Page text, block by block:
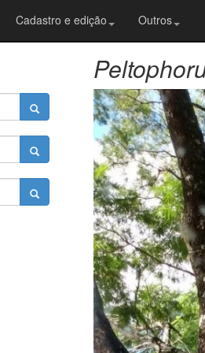
Cadastro e edição Outros